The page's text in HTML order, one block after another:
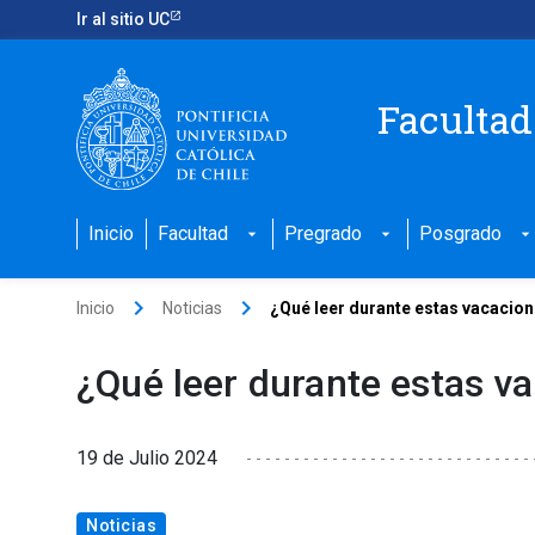
Ir al sitio UC
Inicio Facultad arrow_drop_down Pregrado arrow_drop_down Posgrado arrow_drop_down
Inicio keyboard_arrow_right Noticias keyboard_arrow_right ¿Qué leer durante estas
¿Qué leer durante estas
19 de Julio 2024
Noticias